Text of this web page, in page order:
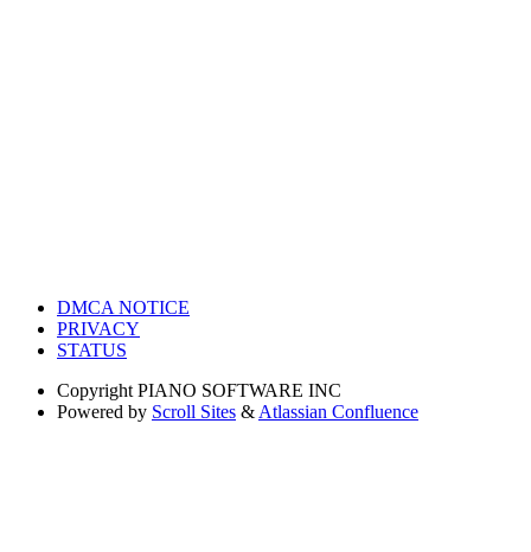
DMCA NOTICE
PRIVACY
STATUS
Copyright PIANO SOFTWARE INC
Powered by Scroll Sites &Atlassian Confluence